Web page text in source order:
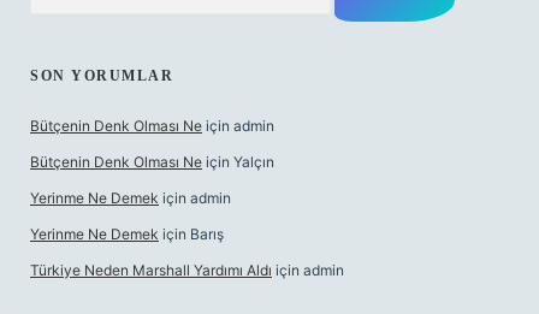
SON YORUMLAR
Bütçenin Denk Olması Ne için admin
Bütçenin Denk Olması Ne için Yalçın
Yerinme Ne Demek için admin
Yerinme Ne Demek için Barış
Türkiye Neden Marshall Yardımı Aldı için admin